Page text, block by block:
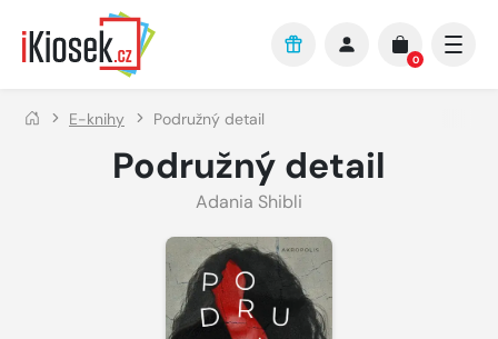
Přejít na hlavní obsah
0
E-knihy Podružný detail
Podružný detail
Adania Shibli